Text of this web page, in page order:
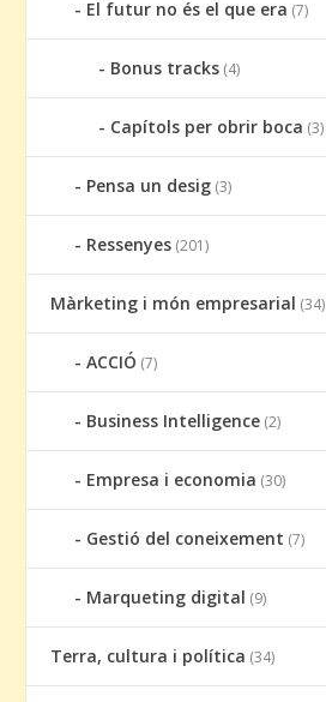
El futur no és el que era (7)
Bonus tracks (4)
Capítols per obrir boca (3)
Pensa un desig (3)
Ressenyes (201)
Màrketing i món empresarial (34)
ACCIÓ (7)
Business Intelligence (2)
Empresa i economia (30)
Gestió del coneixement (7)
Marqueting digital (9)
Terra, cultura i política (34)